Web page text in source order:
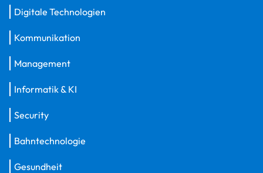
Digitale Technologien
Kommunikation
Management
Informatik & KI
Security
Bahntechnologie
Gesundheit